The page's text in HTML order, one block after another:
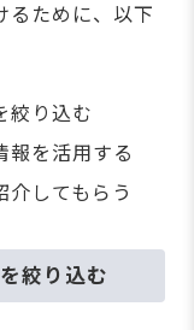
るために、以下
絞り込む
報を活用する
介してもらう
絞り込む